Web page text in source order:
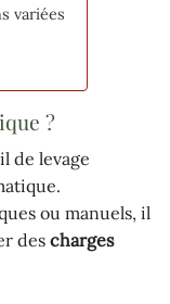
variées
?
de levage
ou manuels, il
descharges